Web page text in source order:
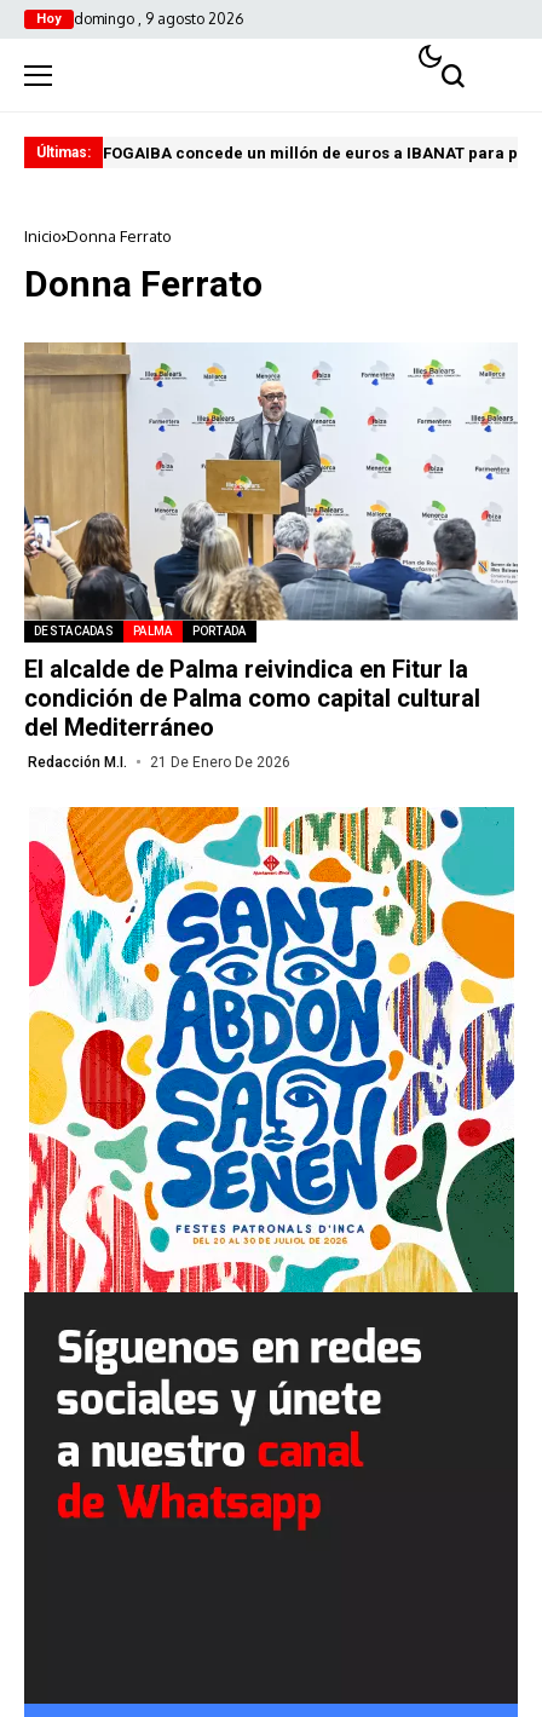
Hoy domingo , 9 agosto 2026
Últimas: FOGAIBA concede un millón de euros a IBANAT para
Inicio Donna Ferrato
Donna Ferrato
DESTACADAS PALMA PORTADA
El alcalde de Palma reivindica en Fitur la
condición de Palma como capital cultural
del Mediterráneo
Redacción M.I. 21 De Enero De 2026